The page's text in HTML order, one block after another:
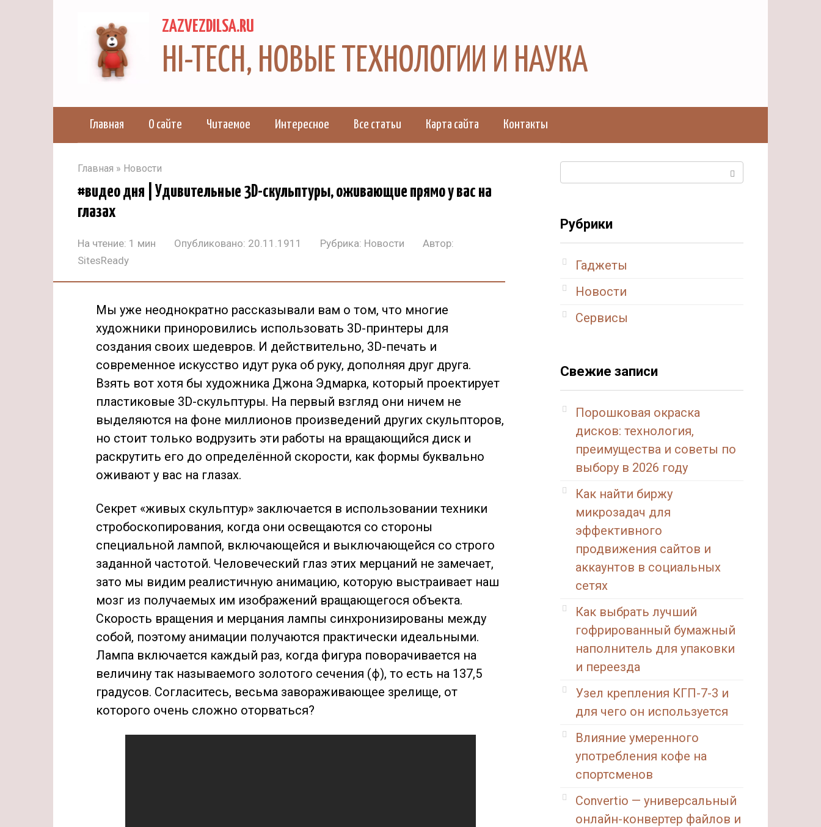
ZAZVEZDILSA.RU
HI-TECH, НОВЫЕ ТЕХНОЛОГИИ И НАУКА
Главная О сайте Читаемое Интересное Все статьи Карта сайта Контакты
Главная » Новости
#видео дня | Удивительные 3D-скульптуры, оживающие прямо у вас на
глазах
На чтение: 1 мин Опубликовано: 20.11.1911 Рубрика: Новости
Автор:
SitesReady
Мы уже неоднократно рассказывали вам о том, что многие
художники приноровились использовать 3D-принтеры для
создания своих шедевров. И действительно, 3D-печать и
современное искусство идут рука об руку, дополняя друг друга.
Взять вот хотя бы художника Джона Эдмарка, который проектирует
пластиковые 3D-скульптуры. На первый взгляд они ничем не
выделяются на фоне миллионов произведений других скульпторов,
но стоит только водрузить эти работы на вращающийся диск и
раскрутить его до определённой скорости, как формы буквально
оживают у вас на глазах.
Секрет «живых скульптур» заключается в использовании техники
стробоскопирования, когда они освещаются со стороны
специальной лампой, включающейся и выключающейся со строго
заданной частотой. Человеческий глаз этих мерцаний не замечает,
зато мы видим реалистичную анимацию, которую выстраивает наш
мозг из получаемых им изображений вращающегося объекта.
Скорость вращения и мерцания лампы синхронизированы между
собой, поэтому анимации получаются практически идеальными.
Лампа включается каждый раз, когда фигура поворачивается на
величину так называемого золотого сечения (ϕ), то есть на 137,5
градусов. Согласитесь, весьма завораживающее зрелище, от
которого очень сложно оторваться?
Рубрики
Гаджеты
Новости
Сервисы
Свежие записи
Порошковая окраска
дисков: технология,
преимущества и советы по
выбору в 2026 году
Как найти биржу
микрозадач для
эффективного
продвижения сайтов и
аккаунтов в социальных
сетях
Как выбрать лучший
гофрированный бумажный
наполнитель для упаковки
и переезда
Узел крепления КГП-7-3 и
для чего он используется
Влияние умеренного
употребления кофе на
спортсменов
Convertio — универсальный
онлайн-конвертер файлов и